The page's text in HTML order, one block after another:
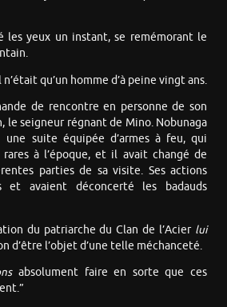
les yeux un instant, se remémorant le
qu’un homme d’à peine vingt ans.
de rencontre en personne de son
le seigneur régnant de Mino. Nobunaga
suite équipée d’armes à feu, qui
à l’époque, et il avait changé de
parties de sa visite. Ses actions
et avaient déconcerté les badauds
du patriarche du Clan de l’Acier lui
d’être l’objet d’une telle méchanceté.
absolument faire en sorte que ces